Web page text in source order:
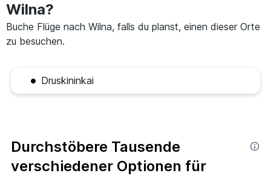
Wilna?
Buche Flüge nach Wilna, falls du planst, einen dieser Orte
zu besuchen.
Druskininkai
Durchstöbere Tausende
verschiedener Optionen für